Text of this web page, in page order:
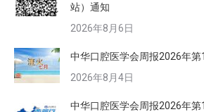
站）通知
2026年8月6日
中华口腔医学会周报2026年第
2026年8月4日
中华口腔医学会周报2026年第